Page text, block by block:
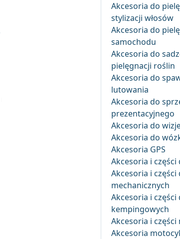
Akcesoria do
stylizacji włosów
Akcesoria do
samochodu
Akcesoria do
pielęgnacji roślin
Akcesoria do
lutowania
Akcesoria do
prezentacyjnego
Akcesoria do
Akcesoria do
Akcesoria GPS
Akcesoria i części
Akcesoria i części
mechanicznych
Akcesoria i części
kempingowych
Akcesoria i
Akcesoria